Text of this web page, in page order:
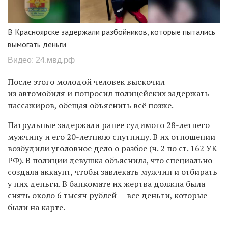
В Красноярске задержали разбойников, которые пытались
вымогать деньги
Видео: 24.мвд.рф
После этого молодой человек выскочил
из автомобиля и попросил полицейских задержать
пассажиров, обещая объяснить всё позже.
Патрульные задержали ранее судимого 28-летнего
мужчину и его 20-летнюю спутницу. В их отношении
возбудили уголовное дело о разбое (ч. 2 по ст. 162 УК
РФ). В полиции девушка объяснила, что специально
создала аккаунт, чтобы завлекать мужчин и отбирать
у них деньги. В банкомате их жертва должна была
снять около 6 тысяч рублей — все деньги, которые
были на карте.